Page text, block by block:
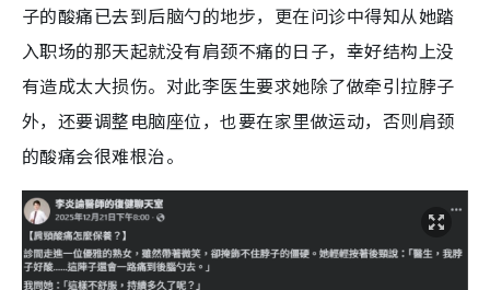
子的酸痛已去到后脑勺的地步，更在问诊中得知从她踏
入职场的那天起就没有肩颈不痛的日子，幸好结构上没
有造成太大损伤。对此李医生要求她除了做牵引拉脖子
外，还要调整电脑座位，也要在家里做运动，否则肩颈
的酸痛会很难根治。